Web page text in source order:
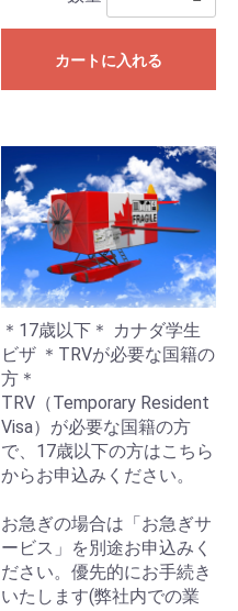
カートに入れる
＊17歳以下＊ カナダ学生
ビザ ＊TRVが必要な国籍の
方＊
TRV（Temporary Resident
Visa）が必要な国籍の方
で、17歳以下の方はこちら
からお申込みください。
お急ぎの場合は「お急ぎサ
ービス」を別途お申込みく
ださい。優先的にお手続き
いたします(弊社内での業